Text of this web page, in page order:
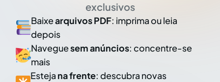
exclusivos
Baixearquivos PDF: imprima ou leia
depois
Naveguesem anúncios: concentre-se
mais
Esteja na frente: descubra novas